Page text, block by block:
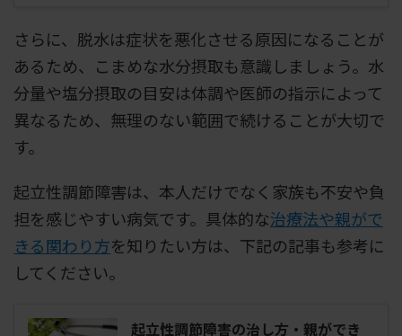
さらに、脱水は症状を悪化させる原因になることが
あるため、こまめな水分摂取も意識しましょう。水
分量や塩分摂取の目安は体調や医師の指示によって
異なるため、無理のない範囲で続けることが大切で
す。
起立性調節障害は、本人だけでなく家族も不安や負
担を感じやすい病気です。具体的な治療法や親がで
きる関わり方を知りたい方は、下記の記事も参考に
してください。
起立性調節障害の治し方・親ができ